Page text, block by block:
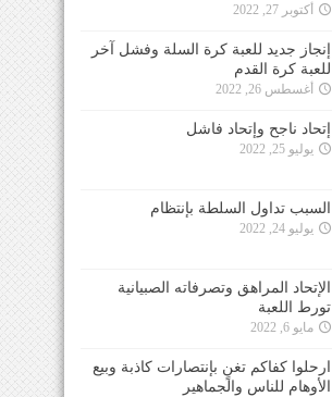
أكتوبر 27, 2022
إنجاز جديد للعبة كرة السلة وفشل آخر
للعبة كرة القدم
أغسطس 26, 2022
إتحاد ناجح وإتحاد فاشل
يوليو 25, 2022
السبب تداول السلطة بإنتظام
يوليو 24, 2022
الإتحاد المراهق وتصرفاته الصبيانية
تورط اللعبة
مايو 6, 2022
ارحلوا كفاكم تغنٍ بإنتصارات كاذبة وبيع
الأوهام للناس والجماهير